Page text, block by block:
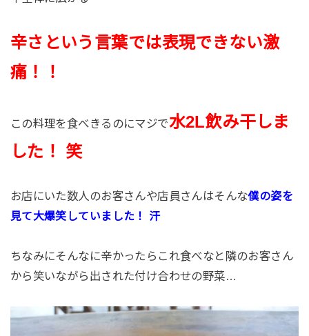
辛さという言葉では表現できない激
痛！！
この料理を食べきるのにマジで水2L飲み干しま
した！ 笑
お店にいた数人のお客さんや店員さんはそんな僕の姿を
見て大爆笑していました！ 汗
ちなみにそんなに辛かったらこれ食べなと隣のお客さん
から笑いながら出された付け合わせの野菜…